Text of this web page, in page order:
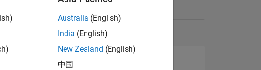
Australia (English)
India (English)
New Zealand (English)
中国